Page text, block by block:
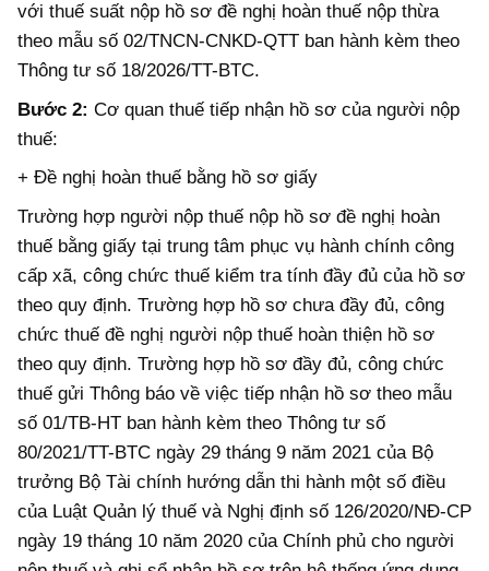
với thuế suất nộp hồ sơ đề nghị hoàn thuế nộp thừa
theo mẫu số 02/TNCN-CNKD-QTT ban hành kèm theo
Thông tư số 18/2026/TT-BTC.
Bước 2: Cơ quan thuế tiếp nhận hồ sơ của người nộp
thuế:
+ Đề nghị hoàn thuế bằng hồ sơ giấy
Trường hợp người nộp thuế nộp hồ sơ đề nghị hoàn
thuế bằng giấy tại trung tâm phục vụ hành chính công
cấp xã, công chức thuế kiểm tra tính đầy đủ của hồ sơ
theo quy định. Trường hợp hồ sơ chưa đầy đủ, công
chức thuế đề nghị người nộp thuế hoàn thiện hồ sơ
theo quy định. Trường hợp hồ sơ đầy đủ, công chức
thuế gửi Thông báo về việc tiếp nhận hồ sơ theo mẫu
số 01/TB-HT ban hành kèm theo Thông tư số
80/2021/TT-BTC ngày 29 tháng 9 năm 2021 của Bộ
trưởng Bộ Tài chính hướng dẫn thi hành một số điều
của Luật Quản lý thuế và Nghị định số 126/2020/NĐ-CP
ngày 19 tháng 10 năm 2020 của Chính phủ cho người